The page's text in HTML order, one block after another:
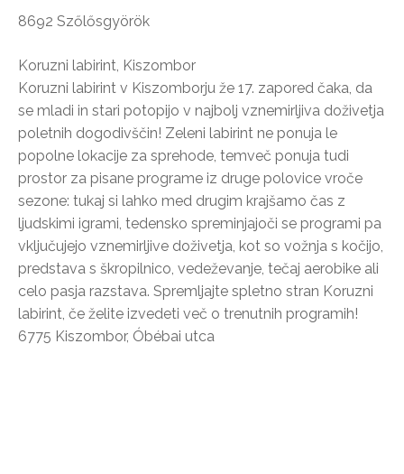
8692 Szőlősgyörök
Koruzni labirint, Kiszombor
Koruzni labirint v Kiszomborju že 17. zapored čaka, da
se mladi in stari potopijo v najbolj vznemirljiva doživetja
poletnih dogodivščin! Zeleni labirint ne ponuja le
popolne lokacije za sprehode, temveč ponuja tudi
prostor za pisane programe iz druge polovice vroče
sezone: tukaj si lahko med drugim krajšamo čas z
ljudskimi igrami, tedensko spreminjajoči se programi pa
vključujejo vznemirljive doživetja, kot so vožnja s kočijo,
predstava s škropilnico, vedeževanje, tečaj aerobike ali
celo pasja razstava. Spremljajte spletno stran Koruzni
labirint, če želite izvedeti več o trenutnih programih!
6775 Kiszombor, Óbébai utca